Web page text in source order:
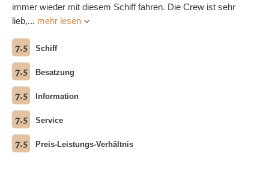
immer wieder mit diesem Schiff fahren. Die Crew ist sehr
lieb,... mehr lesen
7.5 Schiff
7.5 Besatzung
7.5 Information
7.5 Service
7.5 Preis-Leistungs-Verhältnis